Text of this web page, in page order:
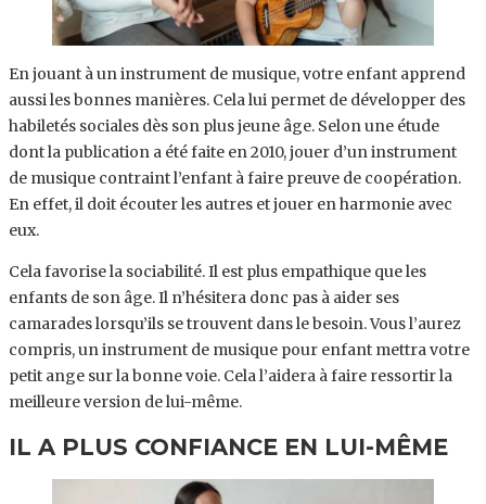
En jouant à un instrument de musique, votre enfant apprend
aussi les bonnes manières. Cela lui permet de développer des
habiletés sociales dès son plus jeune âge. Selon une étude
dont la publication a été faite en 2010, jouer d’un instrument
de musique contraint l’enfant à faire preuve de coopération.
En effet, il doit écouter les autres et jouer en harmonie avec
eux.
Cela favorise la sociabilité. Il est plus empathique que les
enfants de son âge. Il n’hésitera donc pas à aider ses
camarades lorsqu’ils se trouvent dans le besoin. Vous l’aurez
compris, un instrument de musique pour enfant mettra votre
petit ange sur la bonne voie. Cela l’aidera à faire ressortir la
meilleure version de lui-même.
IL A PLUS CONFIANCE EN LUI-MÊME